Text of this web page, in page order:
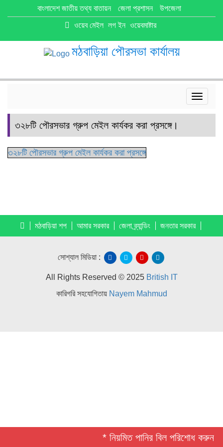
বাংলাদেশ জাতীয় তথ্য বাতায়ন জেলা প্রশাসন
উপজেলা
ওয়েব মেইল লগ ইন ওয়েবমাষ্টার
মঠবাড়িয়া পৌরসভা কার্যালয়
Toggle
৩২৮টি পৌরসভার গ্রুপ মেইল কার্যকর করা প্রসঙ্গে।
৩২৮টি পৌরসভার গ্রুপ মেইল কার্যকর করা প্রসঙ্গে
* নিয়মিত পানির বিল পরিশোধ
মঠবাড়িয়া শপ আমার সরকার জেলা ব্র্যান্ডিং জনতার সরকার
সোশ্যাল মিডিয়া :
All Rights Reserved © 2025 British IT
কারিগরি সহযোগিতায় Nayem Mahmud